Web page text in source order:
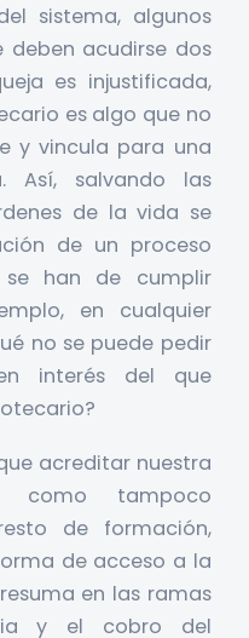
sistema, algunos
deben acudirse dos
es injustificada,
es algo que no
y vincula para una
salvando las
de la vida se
de un proceso
han de cumplir
en cualquier
no se puede pedir
interés del que
acreditar nuestra
como tampoco
de formación,
de acceso a la
en las ramas
y el cobro del